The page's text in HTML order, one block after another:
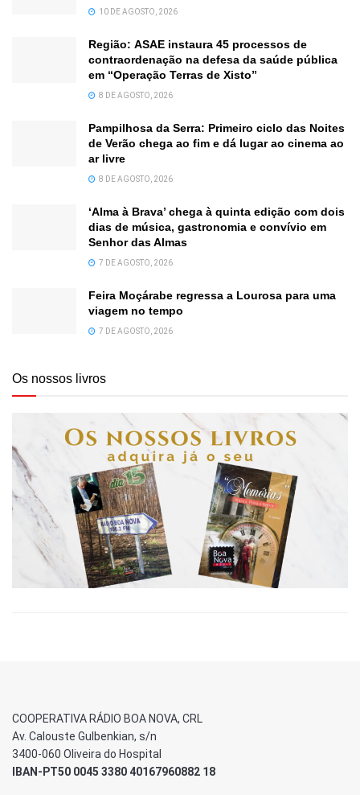
10 DE AGOSTO, 2026
Região: ASAE instaura 45 processos de
contraordenação na defesa da saúde pública
em “Operação Terras de Xisto”
8 DE AGOSTO, 2026
Pampilhosa da Serra: Primeiro ciclo das Noites
de Verão chega ao fim e dá lugar ao cinema ao
ar livre
8 DE AGOSTO, 2026
‘Alma à Brava’ chega à quinta edição com dois
dias de música, gastronomia e convívio em
Senhor das Almas
7 DE AGOSTO, 2026
Feira Moçárabe regressa a Lourosa para uma
viagem no tempo
7 DE AGOSTO, 2026
Os nossos livros
COOPERATIVA RÁDIO BOA NOVA, CRL
Av. Calouste Gulbenkian, s/n
3400-060 Oliveira do Hospital
IBAN-PT50 0045 3380 40167960882 18